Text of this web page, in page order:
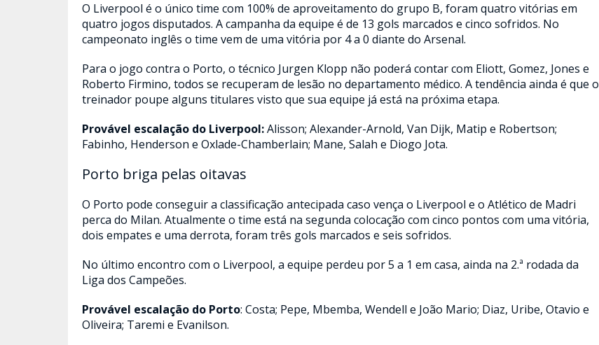
O Liverpool é o único time com 100% de aproveitamento do grupo B, foram quatro vitórias em
quatro jogos disputados. A campanha da equipe é de 13 gols marcados e cinco sofridos. No
campeonato inglês o time vem de uma vitória por 4 a 0 diante do Arsenal.
Para o jogo contra o Porto, o técnico Jurgen Klopp não poderá contar com Eliott, Gomez, Jones e
Roberto Firmino, todos se recuperam de lesão no departamento médico. A tendência ainda é que o
treinador poupe alguns titulares visto que sua equipe já está na próxima etapa.
Provável escalação do Liverpool:Alisson; Alexander-Arnold, Van Dijk, Matip e Robertson;
Fabinho, Henderson e Oxlade-Chamberlain; Mane, Salah e Diogo Jota.
Porto briga pelas oitavas
O Porto pode conseguir a classificação antecipada caso vença o Liverpool e o Atlético de Madri
perca do Milan. Atualmente o time está na segunda colocação com cinco pontos com uma vitória,
dois empates e uma derrota, foram três gols marcados e seis sofridos.
No último encontro com o Liverpool, a equipe perdeu por 5 a 1 em casa, ainda na 2.ª rodada da
Liga dos Campeões.
Provável escalação do Porto: Costa; Pepe, Mbemba, Wendell e João Mario; Diaz, Uribe, Otavio e
Oliveira; Taremi e Evanilson.